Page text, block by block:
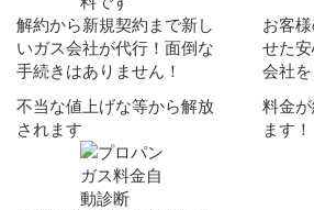
解約から新規契約まで新し
いガス会社が代行！ 面倒な
手続きはありません！
お客
せた
会社
不当な値上げな等から解放
されます
料金が
ます！